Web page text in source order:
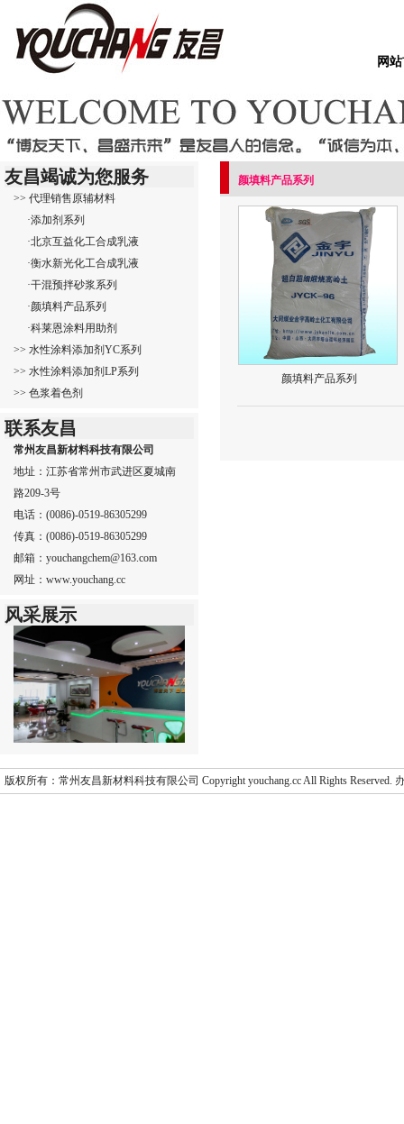
网
友昌竭诚为您服务
>> 代理销售原辅材料
·添加剂系列
·北京互益化工合成乳液
·衡水新光化工合成乳液
·干混预拌砂浆系列
·颜填料产品系列
·科莱恩涂料用助剂
>> 水性涂料添加剂YC系列
>> 水性涂料添加剂LP系列
>> 色浆着色剂
联系友昌
常州友昌新材料科技有限公司
地址：江苏省常州市武进区夏城南
路209-3号
电话：(0086)-0519-86305299
传真：(0086)-0519-86305299
邮箱：youchangchem@163.com
网址：www.youchang.cc
风采展示
颜填料产品系列
颜填料产品系列
版权所有：常州友昌新材料科技有限公司 Copyright youchang.cc All Rights